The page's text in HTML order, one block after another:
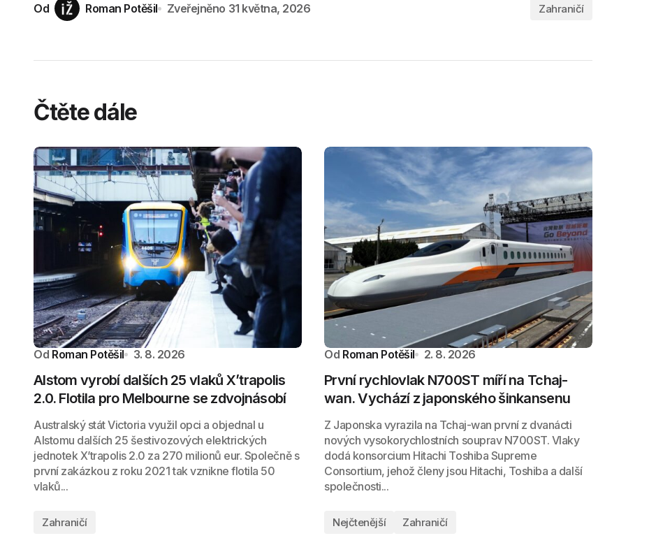
Od Roman Potěšil Zveřejněno 31 května, 2026 Zahraničí
Čtěte dále
Od Roman Potěšil 3. 8. 2026
Alstom vyrobí dalších 25 vlaků X’trapolis
2.0. Flotila pro Melbourne se zdvojnásobí
Australský stát Victoria využil opci a objednal u
Alstomu dalších 25 šestivozových elektrických
jednotek X’trapolis 2.0 za 270 milionů eur. Společně s
první zakázkou z roku 2021 tak vznikne flotila 50
vlaků...
Zahraničí
Od Roman Potěšil 2. 8. 2026
První rychlovlak N700ST míří na Tchaj-
wan. Vychází z japonského šinkansenu
Z Japonska vyrazila na Tchaj-wan první z dvanácti
nových vysokorychlostních souprav N700ST. Vlaky
dodá konsorcium Hitachi Toshiba Supreme
Consortium, jehož členy jsou Hitachi, Toshiba a další
společnosti...
Nejčtenější Zahraničí